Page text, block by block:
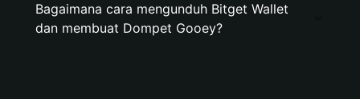
Bagaimana cara mengunduh Bitget Wallet
dan membuat Dompet Gooey?